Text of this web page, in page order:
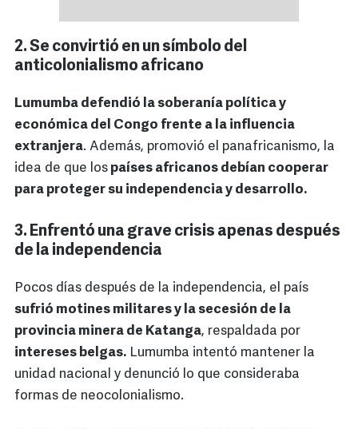
2. Se convirtió en un símbolo del
anticolonialismo africano
Lumumba defendió la soberanía política y
económica del Congo frente a la influencia
extranjera. Además, promovió el panafricanismo, la
idea de que los países africanos debían cooperar
para proteger su independencia y desarrollo.
3. Enfrentó una grave crisis apenas después
de la independencia
Pocos días después de la independencia, el país
sufrió motines militares y la secesión de la
provincia minera de Katanga, respaldada por
intereses belgas. Lumumba intentó mantener la
unidad nacional y denunció lo que consideraba
formas de neocolonialismo.